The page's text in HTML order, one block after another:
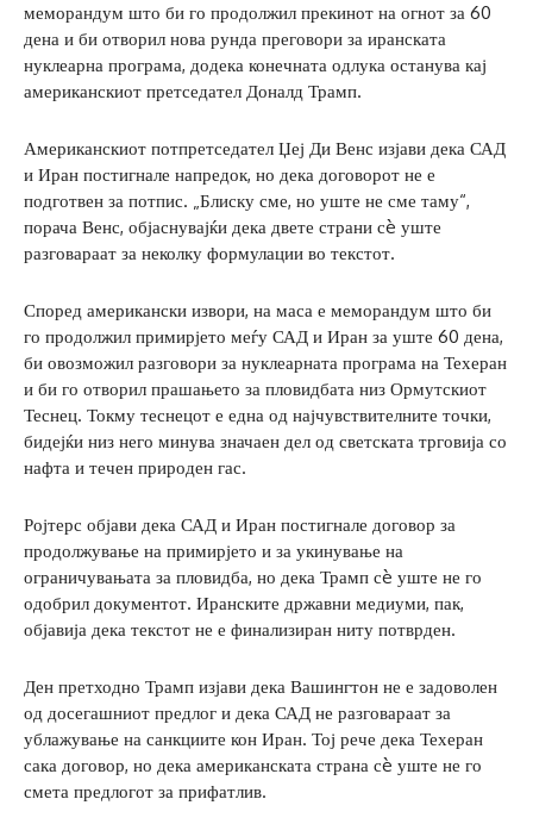
меморандум што би го продолжил прекинот на огнот за 60
дена и би отворил нова рунда преговори за иранската
нуклеарна програма, додека конечната одлука останува кај
американскиот претседател Доналд Трамп.
Американскиот потпретседател Џеј Ди Венс изјави дека САД
и Иран постигнале напредок, но дека договорот не е
подготвен за потпис. „Блиску сме, но уште не сме таму“,
порача Венс, објаснувајќи дека двете страни сè уште
разговараат за неколку формулации во текстот.
Според американски извори, на маса е меморандум што би
го продолжил примирјето меѓу САД и Иран за уште 60 дена,
би овозможил разговори за нуклеарната програма на Техеран
и би го отворил прашањето за пловидбата низ Ормутскиот
Теснец. Токму теснецот е една од најчувствителните точки,
бидејќи низ него минува значаен дел од светската трговија со
нафта и течен природен гас.
Ројтерс објави дека САД и Иран постигнале договор за
продолжување на примирјето и за укинување на
ограничувањата за пловидба, но дека Трамп сè уште не го
одобрил документот. Иранските државни медиуми, пак,
објавија дека текстот не е финализиран ниту потврден.
Ден претходно Трамп изјави дека Вашингтон не е задоволен
од досегашниот предлог и дека САД не разговараат за
ублажување на санкциите кон Иран. Тој рече дека Техеран
сака договор, но дека американската страна сè уште не го
смета предлогот за прифатлив.